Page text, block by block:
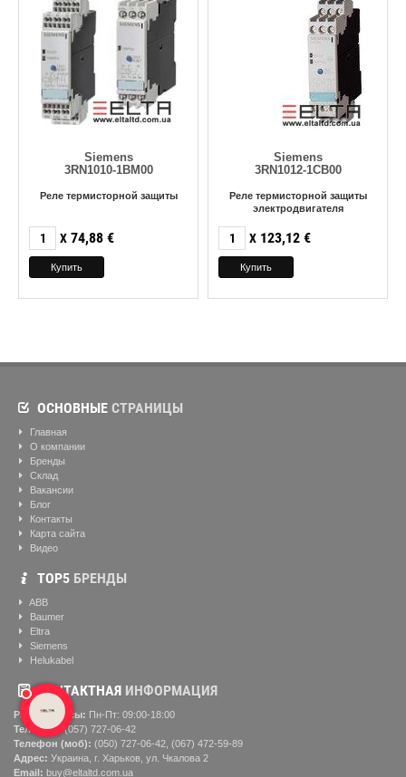
Siemens
3RN1010-1BM00
Реле термисторной защиты
X 74,88 €
Siemens
3RN1012-1CB00
Реле термисторной защиты
электродвигателя
X 123,12 €
ОСНОВНЫЕ СТРАНИЦЫ
Главная
О компании
Бренды
Склад
Вакансии
Блог
Контакты
Карта сайта
Видео
ТОР5 БРЕНДЫ
ABB
Baumer
Eltra
Siemens
Helukabel
КОНТАКТНАЯ ИНФОРМАЦИЯ
Рабочие часы: Пн-Пт: 09:00-18:00
Телефон:(057) ‎727-06-42
Телефон (моб): (050) 727-06-42, (067) 472-59-89
Адрес: Украина, г. Харьков, ул. Чкалова 2
Email: buy@eltaltd.com.ua